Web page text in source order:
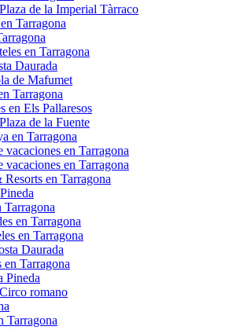
de la Imperial Tàrraco
Tarragona
en Tarragona
Daurada
de Mafumet
Tarragona
en Els Pallaresos
de la Fuente
en Tarragona
vacaciones en Tarragona
vacaciones en Tarragona
en Tarragona
Tarragona
en Tarragona
en Tarragona
Daurada
Tarragona
Pineda
romano
Tarragona